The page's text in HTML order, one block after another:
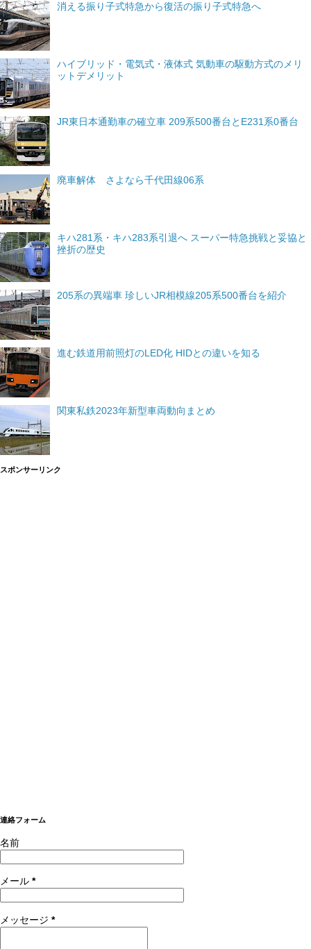
消える振り子式特急から復活の振り子式特急へ
ハイブリッド・電気式・液体式 気動車の駆動方式のメリ
ットデメリット
JR東日本通勤車の確立車 209系500番台とE231系0番台
廃車解体 さよなら千代田線06系
キハ281系・キハ283系引退へ スーパー特急挑戦と妥協と
挫折の歴史
205系の異端車 珍しいJR相模線205系500番台を紹介
進む鉄道用前照灯のLED化 HIDとの違いを知る
関東私鉄2023年新型車両動向まとめ
スポンサーリンク
連絡フォーム
名前
メール *
メッセージ *